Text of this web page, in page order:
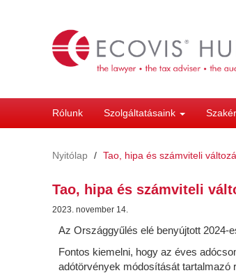
Rólunk Szolgáltatásaink
Nyitólap
Tao, hipa és számviteli
Tao, hipa és számviteli
2023. november 14.
Az Országgyűlés elé benyújtott 2024-
Fontos kiemelni, hogy az éves
adótörvények módosítását tartalmazó